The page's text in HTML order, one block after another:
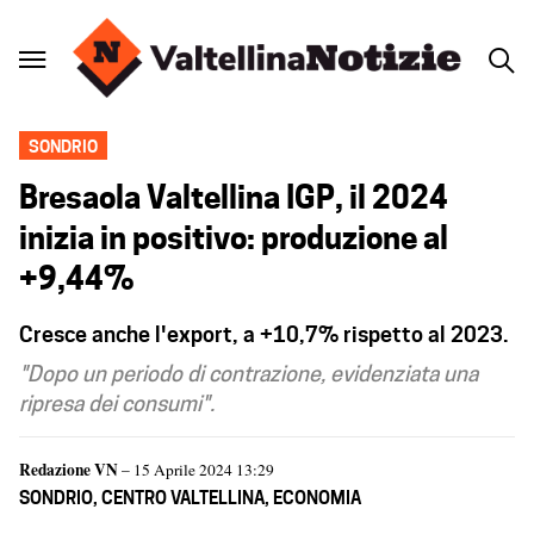
SONDRIO
Bresaola Valtellina IGP, il 2024
inizia in positivo: produzione al
+9,44%
Cresce anche l'export, a +10,7% rispetto al 2023.
"Dopo un periodo di contrazione, evidenziata una
ripresa dei consumi".
Redazione VN– 15 Aprile 2024 13:29
SONDRIO, CENTRO VALTELLINA, ECONOMIA